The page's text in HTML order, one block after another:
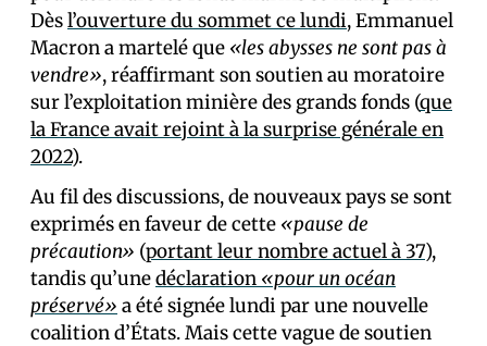
Dèsl’ouverture du sommet ce lundi, Emmanuel
Macron a martelé que «les abysses ne sont pas à
vendre», réaffirmant son soutien au moratoire
sur l’exploitation minière des grands fonds (que
la France avait rejoint à la surprise générale en
2022).
Au fil des discussions, de nouveaux pays se sont
exprimés en faveur de cette «pause de
précaution» (portant leur nombre actuel à 37),
tandis qu’unedéclaration «pour un océan
préservé» a été signée lundi par une nouvelle
coalition d’États. Mais cette vague de soutien